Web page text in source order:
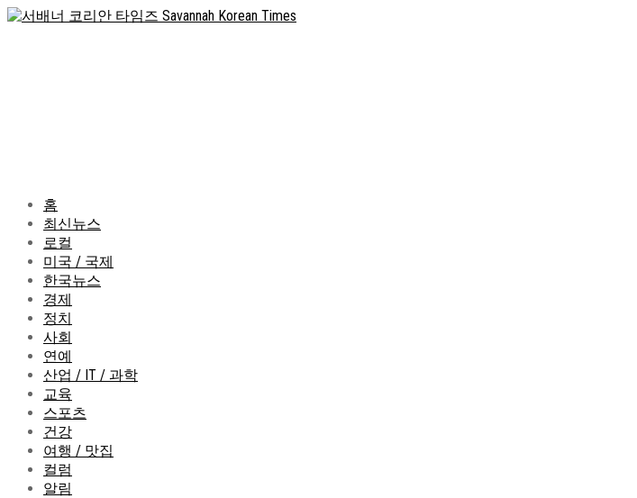
홈
최신뉴스
로컬
미국 / 국제
한국뉴스
경제
정치
사회
연예
산업 / IT / 과학
교육
스포츠
건강
여행 / 맛집
컬럼
알림